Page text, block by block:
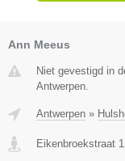
Ann Meeus
Niet gevestigd in
Antwerpen.
Antwerpen »
Eikenbroekstraat 1